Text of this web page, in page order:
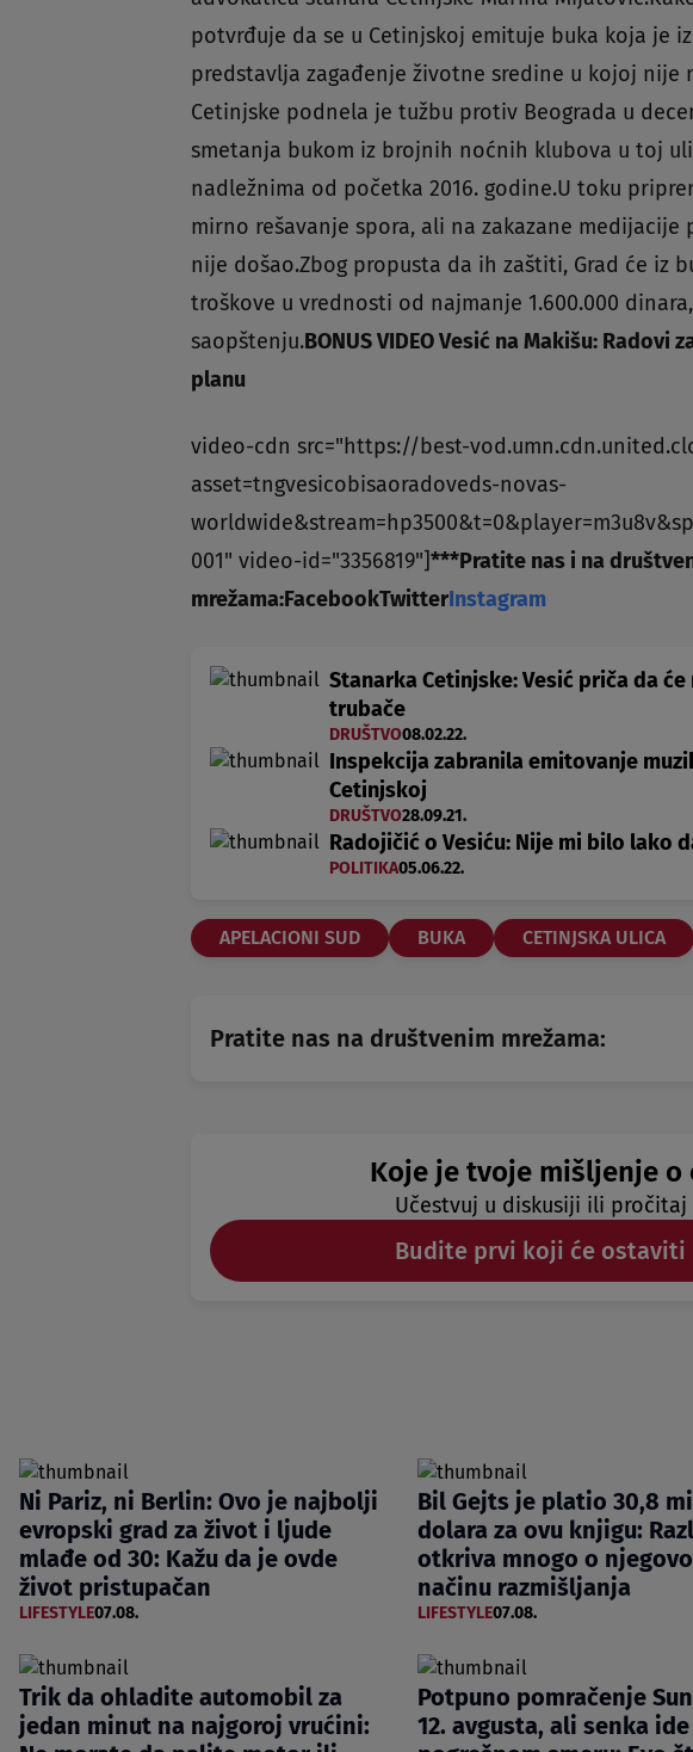
potvrđuje da se u Cetinjskoj emituje buka koja je
predstavlja zagađenje životne sredine u kojoj nije
Cetinjske podnela je tužbu protiv Beograda u
smetanja bukom iz brojnih noćnih klubova u toj
nadležnima od početka 2016. godine.U toku
mirno rešavanje spora, ali na zakazane
nije došao.Zbog propusta da ih zaštiti, Grad će iz
troškove u vrednosti od najmanje 1.600.000
saopštenju.BONUS VIDEO Vesić na Makišu:
planu
video-cdn src="https://best-
asset=tngvesicobisaoradoveds-novas-
001" video-id="3356819"]***Pratite nas i na
mrežama:FacebookTwitterInstagram
Stanarka Cetinjske: Vesić priča da
trubače
DRUŠTVO08.02.22.
Inspekcija zabranila emitovanje
Cetinjskoj
DRUŠTVO28.09.21.
Radojičić o Vesiću: Nije mi bilo lako
POLITIKA05.06.22.
APELACIONI SUD BUKA CETINJSKA ULICA
Pratite nas na društvenim mrežama:
Koje je tvoje mišljenje o
Učestvuj u diskusiji ili pročitaj
Budite prvi koji će ostaviti
Ni Pariz, ni Berlin: Ovo je najbolji
evropski grad za život i ljude
mlađe od 30: Kažu da je ovde
život pristupačan
LIFESTYLE07.08.
Bil Gejts je platio 30,8
dolara za ovu knjigu:
otkriva mnogo o
načinu razmišljanja
LIFESTYLE07.08.
Trik da ohladite automobil za
jedan minut na najgoroj vrućini:
Potpuno pomračenje
12. avgusta, ali senka